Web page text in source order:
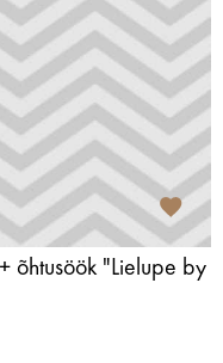
õhtusöök "Lielupe by